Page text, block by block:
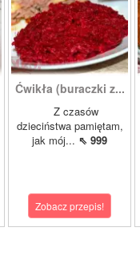
Ćwikła (buraczki z...
Z czasów
dzieciństwa pamiętam,
jak mój... ⇖ 999
Zobacz przepis!